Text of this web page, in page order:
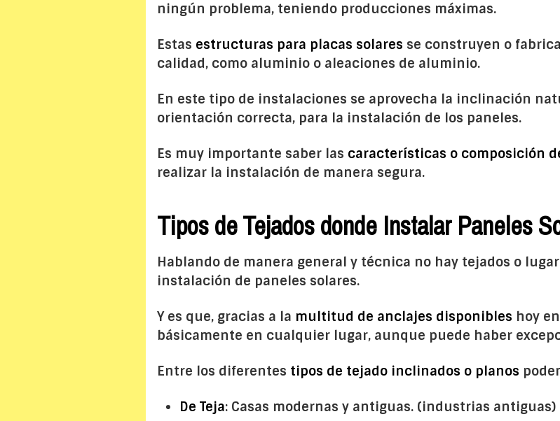
ningún problema, teniendo producciones máximas.
Estas estructuras para placas solares se construyen o
calidad, como aluminio o aleaciones de aluminio.
En este tipo de instalaciones se aprovecha la inclinación
orientación correcta, para la instalación de los paneles.
Es muy importante saber las características o composición
realizar la instalación de manera segura.
Tipos de Tejados donde Instalar Paneles
Hablando de manera general y técnica no hay tejados o
instalación de paneles solares.
Y es que, gracias a la multitud de anclajes disponibles hoy
básicamente en cualquier lugar, aunque puede haber
Entre los diferentes tipos de tejado inclinados o planos
De Teja: Casas modernas y antiguas. (industrias antiguas)